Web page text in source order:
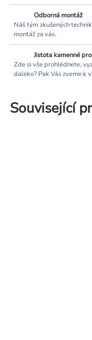
Odborná montáž
Náš tým zkušených
montáž za vás.
Jistota kamenné
Zde si vše prohlédnete,
daleko? Pak Vás zveme k
Související